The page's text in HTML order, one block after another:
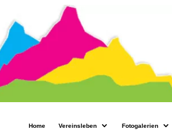
Home Vereinsleben Fotogalerien